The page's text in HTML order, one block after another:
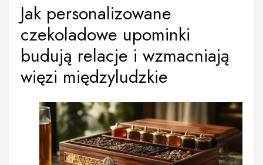
Jak personalizowane
czekoladowe upominki
budują relacje i wzmacniają
więzi międzyludzkie